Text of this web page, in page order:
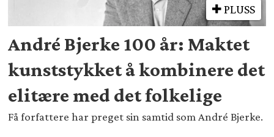
PLUSS
André Bjerke 100 år: Maktet
kunststykket å kombinere det
elitære med det folkelige
Få forfattere har preget sin samtid som André Bjerke.